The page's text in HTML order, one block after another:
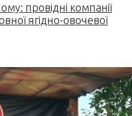
провідні компанії
ягідно-овочевої